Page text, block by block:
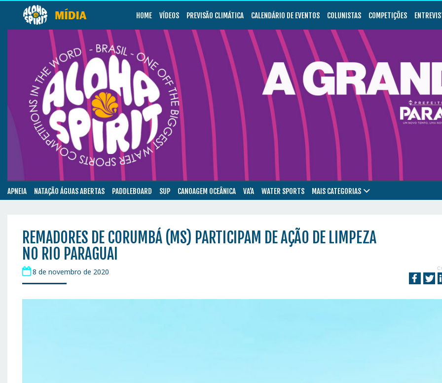
HOME VÍDEOS PREVISÃO CLIMÁTICA CALENDÁRIO DE EVENTOS COLUNISTAS COMPETIÇÕES
APNEIA NATAÇÃO ÁGUAS ABERTAS PADDLEBOARD SUP CANOAGEM OCEÂNICA VA’A WATER SPORTS MAIS CATEGORIAS
REMADORES DE CORUMBÁ (MS) PARTICIPAM DE AÇÃO DE LIMPEZA
NO RIO PARAGUAI
8 de novembro de 2020